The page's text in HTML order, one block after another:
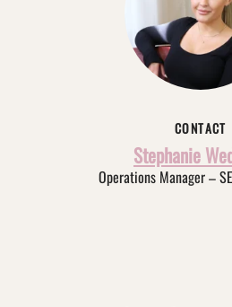
CONTACT
Stephanie
Operations Manager –